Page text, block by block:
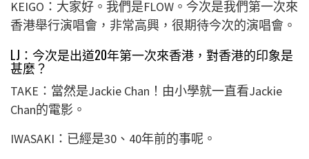
KEIGO：大家好。我們是FLOW。今次是我們第一次來
香港舉行演唱會，非常高興，很期待今次的演唱會。
LJ：今次是出道20年第一次來香港，對香港的印象是
甚麼？
TAKE：當然是Jackie Chan！由小學就一直看Jackie
Chan的電影。
IWASAKI：已經是30、40年前的事呢。